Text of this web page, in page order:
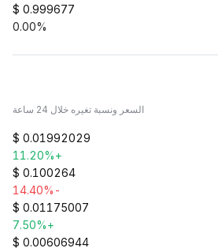
$ 0.999677
0.00%
السعر ونسبة تغيره خلال 24 ساعة
$ 0.01992029
+11.20%
$ 0.100264
-14.40%
$ 0.01175007
+7.50%
$ 0.00606944